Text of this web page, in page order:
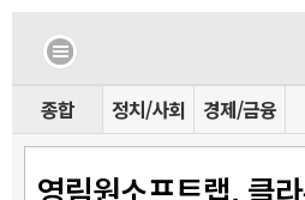
종합 정치/사회 경제/금융
영림원소프트랩, 클